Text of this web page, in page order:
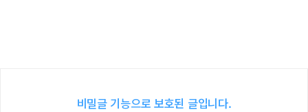
비밀글 기능으로 보호된 글입니다.